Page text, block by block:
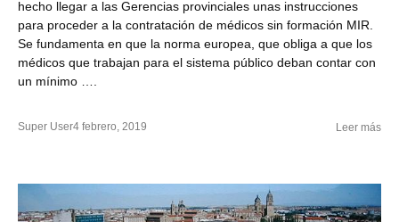
hecho llegar a las Gerencias provinciales unas instrucciones
para proceder a la contratación de médicos sin formación MIR.
Se fundamenta en que la norma europea, que obliga a que los
médicos que trabajan para el sistema público deban contar con
un mínimo ….
Super User4 febrero, 2019 Leer más